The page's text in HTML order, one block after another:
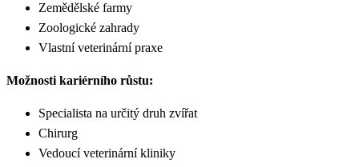
Zemědělské farmy
Zoologické zahrady
Vlastní veterinární praxe
Možnosti kariérního růstu:
Specialista na určitý druh zvířat
Chirurg
Vedoucí veterinární kliniky